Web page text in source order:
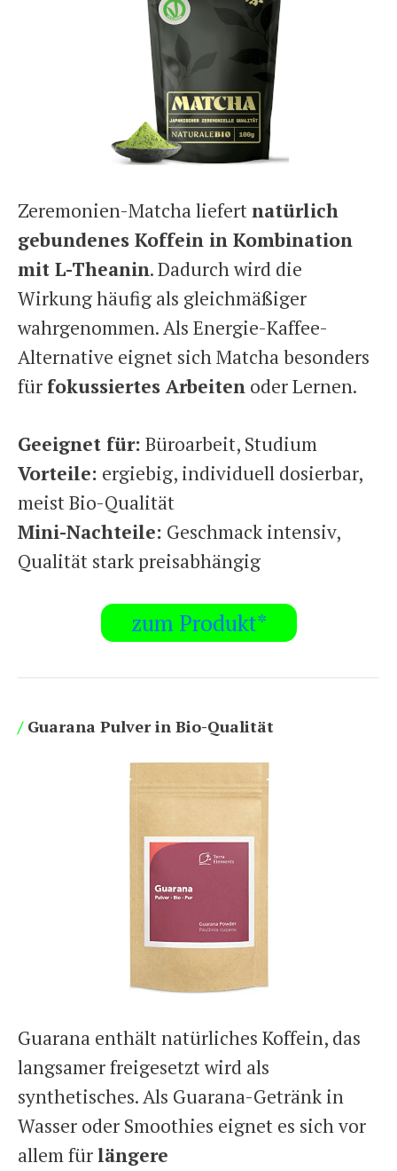
Zeremonien-Matcha liefertnatürlich
gebundenes Koffein in Kombination
mit L-Theanin. Dadurch wird die
Wirkung häufig als gleichmäßiger
wahrgenommen. Als Energie-Kaffee-
Alternative eignet sich Matcha besonders
für fokussiertes Arbeiten oder Lernen.
Geeignet für: Büroarbeit, Studium
Vorteile: ergiebig, individuell dosierbar,
meist Bio-Qualität
Mini-Nachteile: Geschmack intensiv,
Qualität stark preisabhängig
zum Produkt*
/Guarana Pulver in Bio-Qualität
Guarana enthält natürliches Koffein, das
langsamer freigesetzt wird als
synthetisches. Als Guarana-Getränk in
Wasser oder Smoothies eignet es sich vor
allem fürlängere